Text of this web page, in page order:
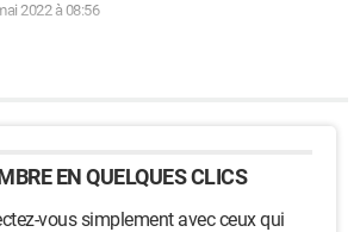
2022 à 08:56
EN QUELQUES CLICS
vous simplement avec ceux qui